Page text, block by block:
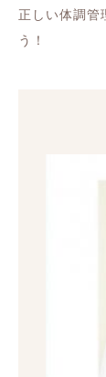
正しい体調管
う！